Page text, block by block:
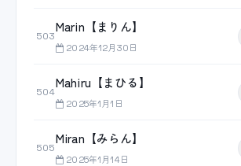
503
Marin【まりん】
2024年12月30日
504
Mahiru【まひる】
2025年1月1日
505
Miran【みらん】
2025年1月14日